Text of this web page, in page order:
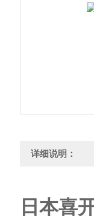
详细说明：
日本喜